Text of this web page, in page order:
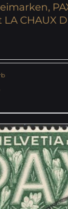
CHAUX